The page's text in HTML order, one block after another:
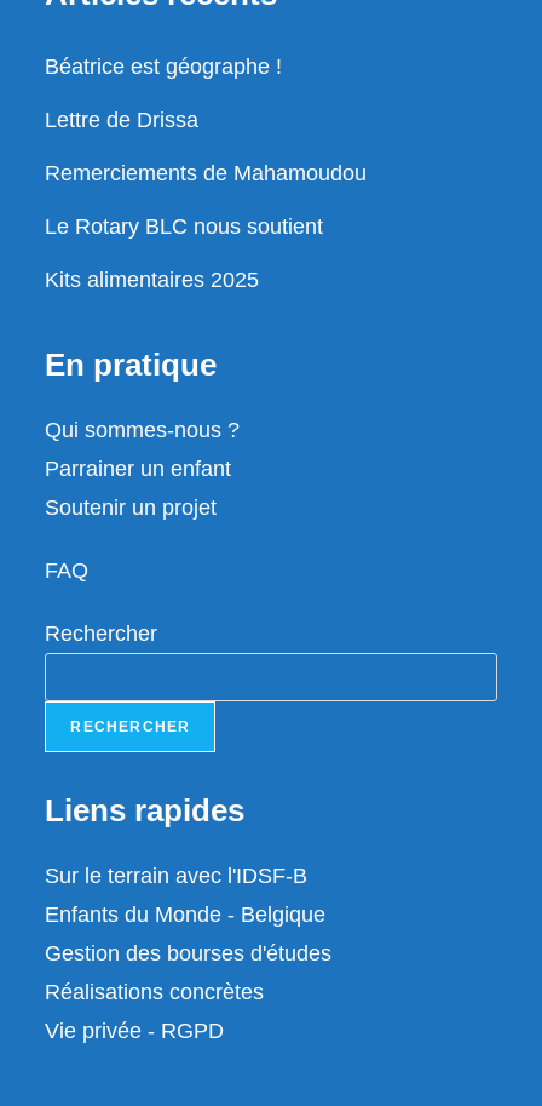
Béatrice est géographe !
Lettre de Drissa
Remerciements de Mahamoudou
Le Rotary BLC nous soutient
Kits alimentaires 2025
En pratique
Qui sommes-nous ?
Parrainer un enfant
Soutenir un projet
FAQ
Rechercher
RECHERCHER
Liens rapides
Sur le terrain avec l'IDSF-B
Enfants du Monde - Belgique
Gestion des bourses d'études
Réalisations concrètes
Vie privée - RGPD